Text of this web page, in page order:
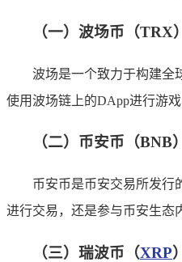
（一）波场币（TRX）
波场是一个致力于构建全
使用波场链上的DApp进行游
（二）币安币（BNB）
币安币是币安交易所发行
进行交易，还是参与币安生态
（三）瑞波币（XRP）